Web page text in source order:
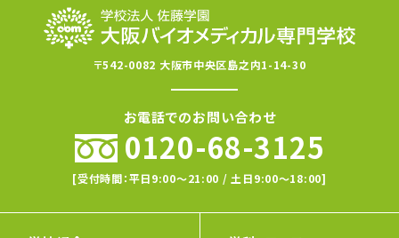
〒542-0082 大阪市中央区島之内1-14-30
お電話でのお問い合わせ
0120-68-3125
[受付時間：平日9:00〜21:00 / 土日9:00〜18:00]